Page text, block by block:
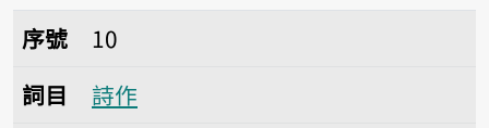
序號10詩作
序號
10
詞目
詩作